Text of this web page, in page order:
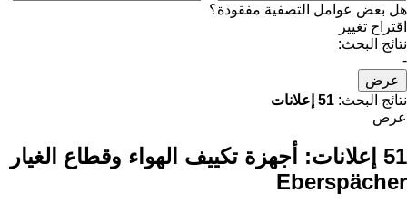
هل بعض عوامل التصفية مفقودة؟
اقتراح تغيير
نتائج البحث:
-
عرض
نتائج البحث: 51 إعلانات
عرض
51 إعلانات:
أجهزة تكييف الهواء وقطاع الغيار
Eberspächer